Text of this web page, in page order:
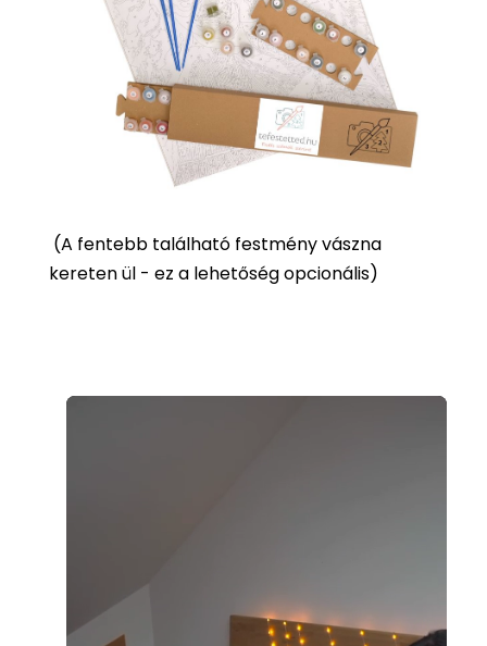
(A fentebb található festmény vászna
kereten ül - ez a lehetőség opcionális)